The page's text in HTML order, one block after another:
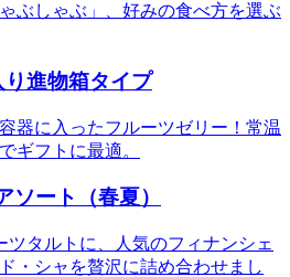
ぶしゃぶ」、好みの食べ方を選ぶ
進物箱タイプ
器に入ったフルーツゼリー！常温
ギフトに最適。
ソート（春夏）
タルトに、人気のフィナンシェ
・シャを贅沢に詰め合わせまし